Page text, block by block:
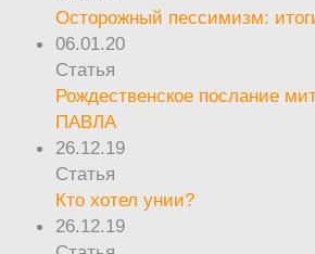
Осторожный пессимизм:
06.01.20
Статья
Рождественское послание
ПАВЛА
26.12.19
Статья
Кто хотел унии?
26.12.19